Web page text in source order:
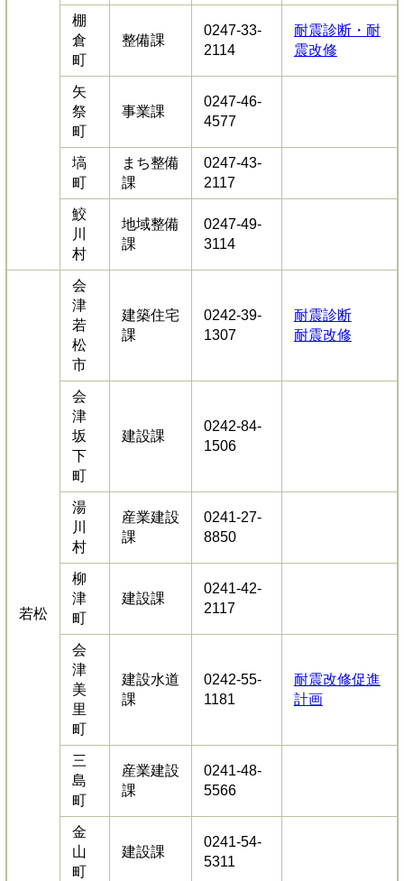
棚
倉
町
整備課
0247-33-
2114
耐震診断・耐
震改修
矢
祭
町
事業課
0247-46-
4577
塙
町
まち整備
課
0247-43-
2117
鮫
川
村
地域整備
課
0247-49-
3114
若松
会
津
若
松
市
建築住宅
課
0242-39-
1307
耐震診断
耐震改修
会
津
坂
下
町
建設課
0242-84-
1506
湯
川
村
産業建設
課
0241-27-
8850
柳
津
町
建設課
0241-42-
2117
会
津
美
里
町
建設水道
課
0242-55-
1181
耐震改修促進
計画
三
島
町
産業建設
課
0241-48-
5566
金
山
町
建設課
0241-54-
5311